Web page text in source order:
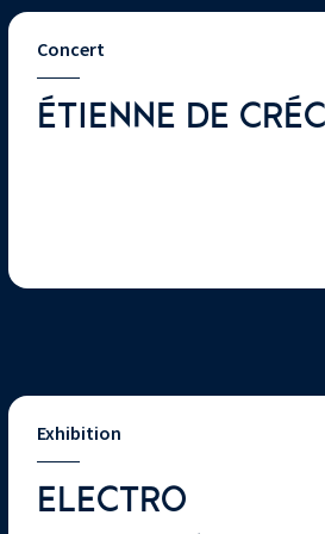
Concert
ÉTIENNE DE
Exhibition
ELECTRO